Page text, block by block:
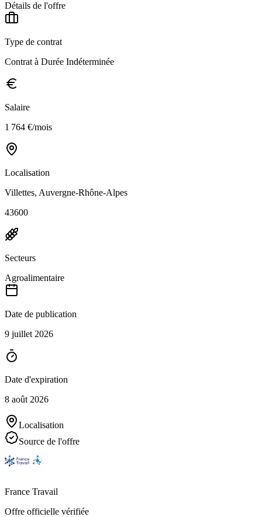
Détails de l'offre
Type de contrat
Contrat à Durée Indéterminée
Salaire
1 764 €/mois
Localisation
Villettes, Auvergne-Rhône-Alpes
43600
Secteurs
Agroalimentaire
Date de publication
9 juillet 2026
Date d'expiration
8 août 2026
Localisation
Source de l'offre
France Travail
Offre officielle vérifiée